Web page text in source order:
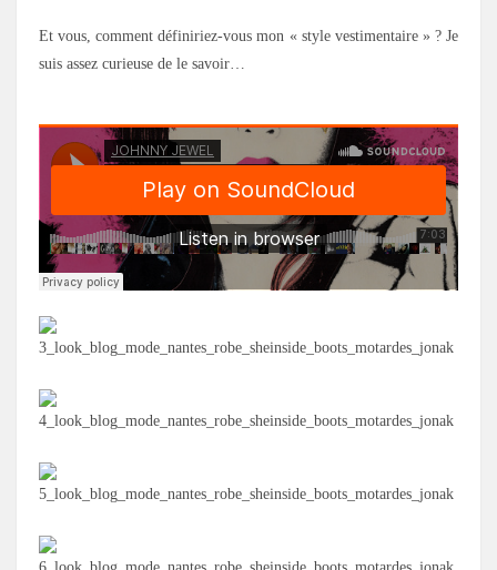
Et vous, comment définiriez-vous mon « style vestimentaire » ? Je
suis assez curieuse de le savoir…